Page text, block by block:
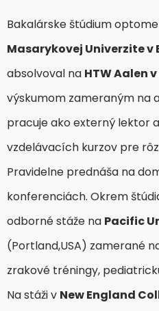
Bakalárske štúdium
Masarykovej Univerzite v
absolvoval na HTW Aalen
výskumom zameraným na
pracuje ako externý lektor
vzdelávacích kurzov pre
Pravidelne prednáša na
konferenciách. Okrem
odborné stáže na Pacific
(Portland,USA) zamerané
zrakové tréningy,
Na stáži v New England